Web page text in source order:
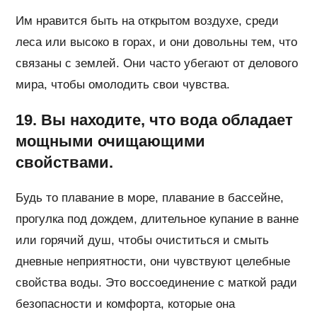
Им нравится быть на открытом воздухе, среди
леса или высоко в горах, и они довольны тем, что
связаны с землей. Они часто убегают от делового
мира, чтобы омолодить свои чувства.
19. Вы находите, что вода обладает
мощными очищающими
свойствами.
Будь то плавание в море, плавание в бассейне,
прогулка под дождем, длительное купание в ванне
или горячий душ, чтобы очиститься и смыть
дневные неприятности, они чувствуют целебные
свойства воды. Это воссоединение с маткой ради
безопасности и комфорта, которые она